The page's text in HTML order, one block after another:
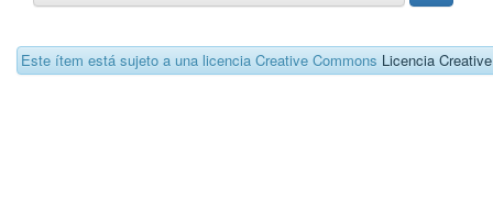
Este ítem está sujeto a una licencia Creative Commons Licencia